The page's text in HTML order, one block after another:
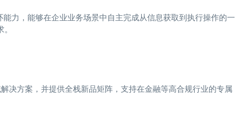
力，能够在企业业务场景中自主完成从信息获取到执行操作的一
决方案，并提供全栈新品矩阵，支持在金融等高合规行业的专属